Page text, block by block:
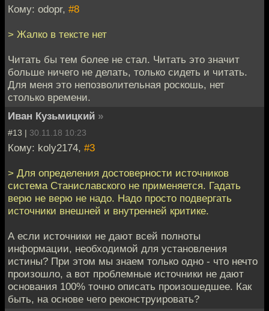
Кому: odopr, #8
> Жалко в тексте нет
Читать бы тем более не стал. Читать это значит
больше ничего не делать, только сидеть и читать.
Для меня это непозволительная роскошь, нет
столько времени.
Иван Кузьмицкий »
#13 | 30.11.18 10:23
Кому: koly2174, #3
> Для определения достоверности источников
система Станиславского не применяется. Гадать
верю не верю не надо. Надо просто подвергать
источники внешней и внутренней критике.
А если источники не дают всей полноты
информации, необходимой для установления
истины? При этом мы знаем только одно - что нечто
произошло, а вот проблемные источники не дают
основания 100% точно описать произошедшее. Как
быть, на основе чего реконструировать?